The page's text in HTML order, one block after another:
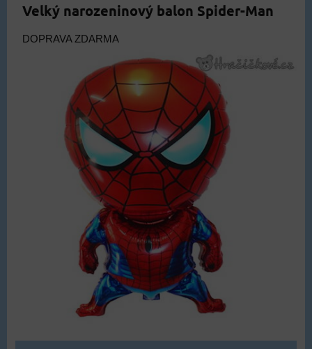
Velký narozeninový balon Spider-Man
DOPRAVA ZDARMA